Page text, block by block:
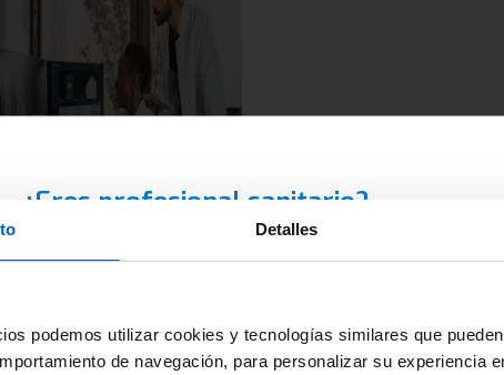
Detalles
podemos utilizar cookies y tecnologías similares que
de navegación, para personalizar su experiencia
¿Eres profesional sanitario?
RED Amgen es una plataforma que contiene información
formación especializada para su correcta interpretación.
2022
influirá la sociedad de la
década sobre la profesión
#TecnologiaSalud